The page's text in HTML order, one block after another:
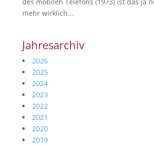
mehr wirklich...
Jahresarchiv
2026
2025
2024
2023
2022
2021
2020
2019